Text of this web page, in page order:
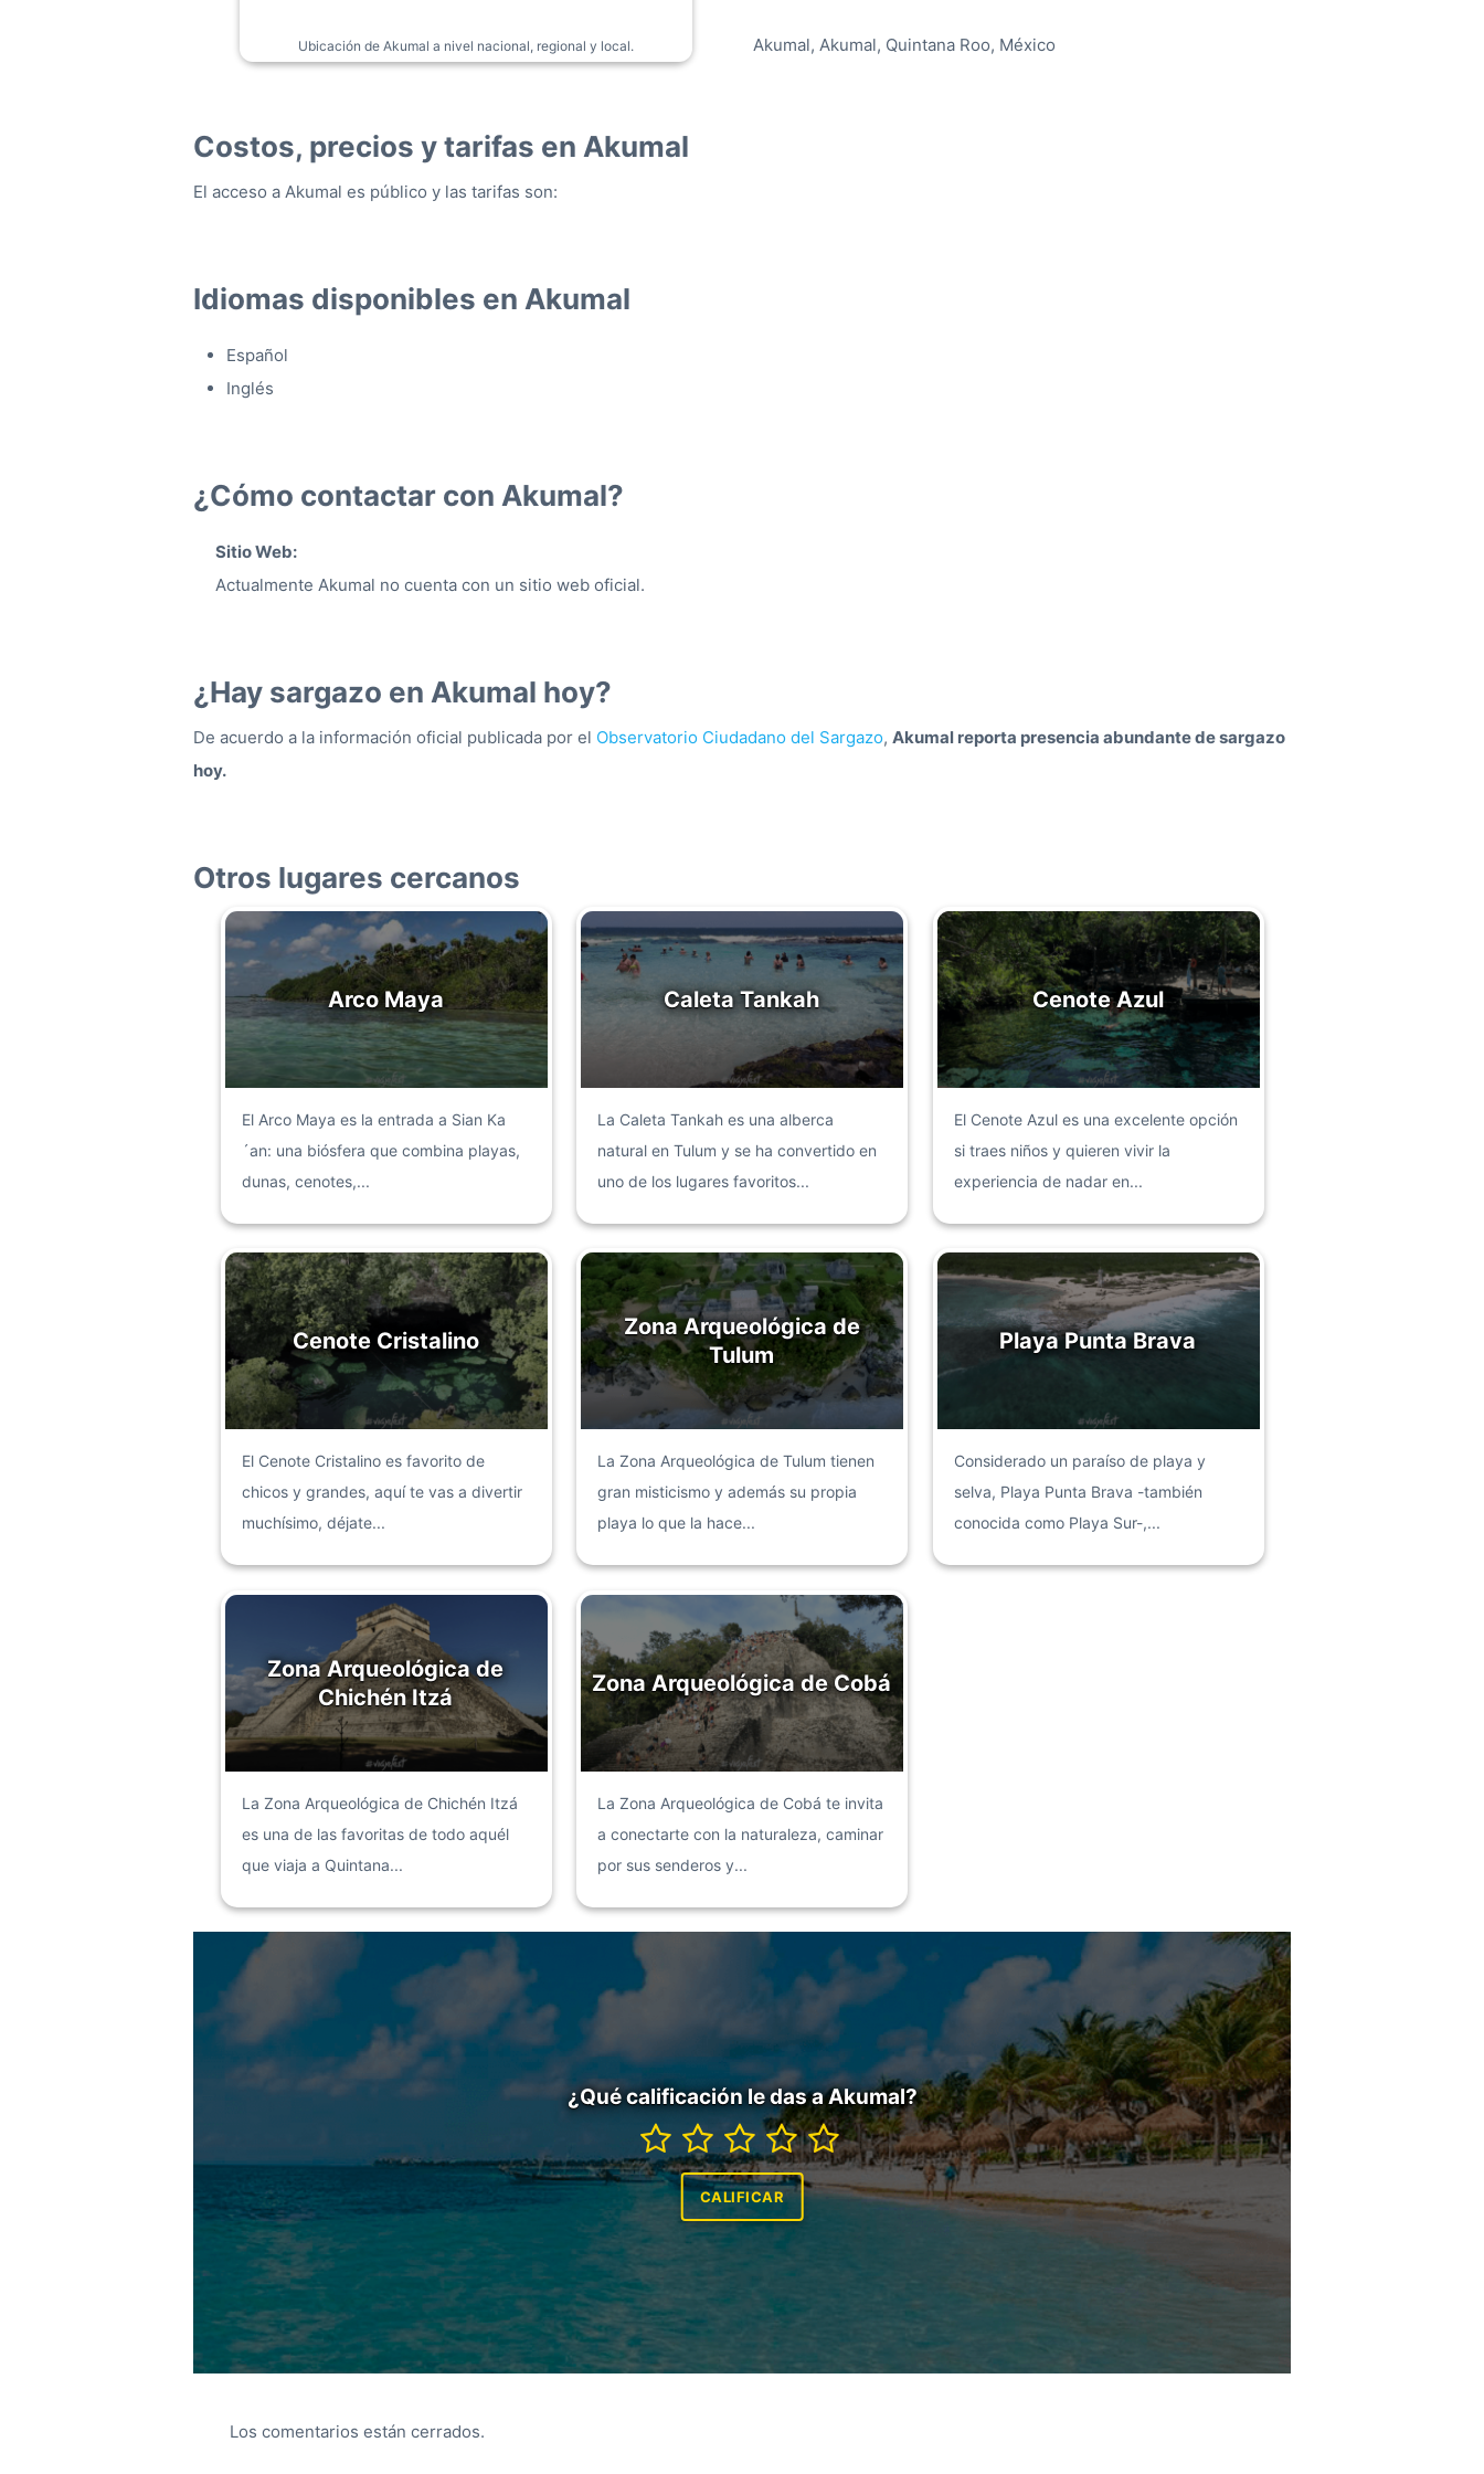
Ubicación de Akumal a nivel nacional, regional y local. Akumal, Akumal, Quintana Roo, México
Costos, precios y tarifas en Akumal
El acceso a Akumal es público y las tarifas son:
Idiomas disponibles en Akumal
Español
Inglés
¿Cómo contactar con Akumal?
Sitio Web:
Actualmente Akumal no cuenta con un sitio web oficial.
¿Hay sargazo en Akumal hoy?
De acuerdo a la información oficial publicada por el Observatorio Ciudadano del Sargazo, Akumal reporta presencia abundante de sargazo
hoy.
Otros lugares cercanos
Arco Maya
El Arco Maya es la entrada a Sian Ka
´an: una biósfera que combina playas,
dunas, cenotes,...
Caleta Tankah
La Caleta Tankah es una alberca
natural en Tulum y se ha convertido en
uno de los lugares favoritos...
Cenote Azul
El Cenote Azul es una excelente opción
si traes niños y quieren vivir la
experiencia de nadar en...
Cenote Cristalino
El Cenote Cristalino es favorito de
chicos y grandes, aquí te vas a divertir
muchísimo, déjate...
Zona Arqueológica de
Tulum
La Zona Arqueológica de Tulum tienen
gran misticismo y además su propia
playa lo que la hace...
Playa Punta Brava
Considerado un paraíso de playa y
selva, Playa Punta Brava -también
conocida como Playa Sur-,...
Zona Arqueológica de
Chichén Itzá
La Zona Arqueológica de Chichén Itzá
es una de las favoritas de todo aquél
que viaja a Quintana...
Zona Arqueológica de Cobá
La Zona Arqueológica de Cobá te invita
a conectarte con la naturaleza, caminar
por sus senderos y...
¿Qué calificación le das a Akumal?
Los comentarios están cerrados.